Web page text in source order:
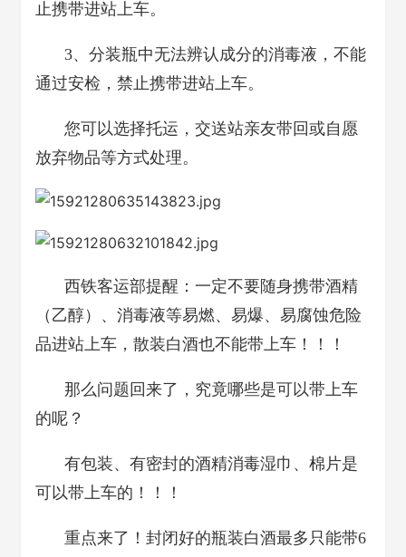
止携带进站上车。
3、分装瓶中无法辨认成分的消毒液，不能
通过安检，禁止携带进站上车。
您可以选择托运，交送站亲友带回或自愿
放弃物品等方式处理。
西铁客运部提醒：一定不要随身携带酒精
（乙醇）、消毒液等易燃、易爆、易腐蚀危险
品进站上车，散装白酒也不能带上车！！！
那么问题回来了，究竟哪些是可以带上车
的呢？
有包装、有密封的酒精消毒湿巾、棉片是
可以带上车的！！！
重点来了！封闭好的瓶装白酒最多只能带6